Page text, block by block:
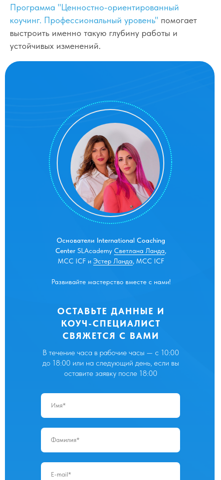
Программа "Ценностно-ориентированный
коучинг. Профессиональный уровень" помогает
выстроить именно такую глубину работы и
устойчивых изменений.
ОСТАВЬТЕ ДАННЫЕ И
КОУЧ-СПЕЦИАЛИСТ
СВЯЖЕТСЯ С ВАМИ
В течение часа в рабочие часы — с 10:00
до 18:00 или на следующий день, если вы
оставите заявку после 18:00
Основатели International Coaching
Center SLAcademy Светлана Ланда,
МСС ICF и Эстер Ланда, МCC ICF
Развивайте мастерство вместе с нами!